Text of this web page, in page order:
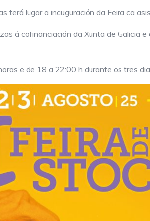
terá lugar a inauguración da Feira ca
á cofinanciación da Xunta de Galicia
e de 18 a 22:00 h durante os tres